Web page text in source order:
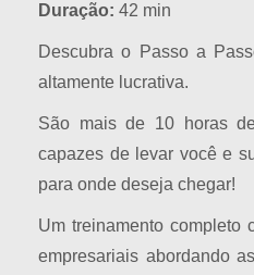
Duração: 42 min
Descubra o Passo a
altamente lucrativa.
São mais de 10 horas
capazes de levar você e
para onde deseja chegar!
Um treinamento completo
empresariais abordando